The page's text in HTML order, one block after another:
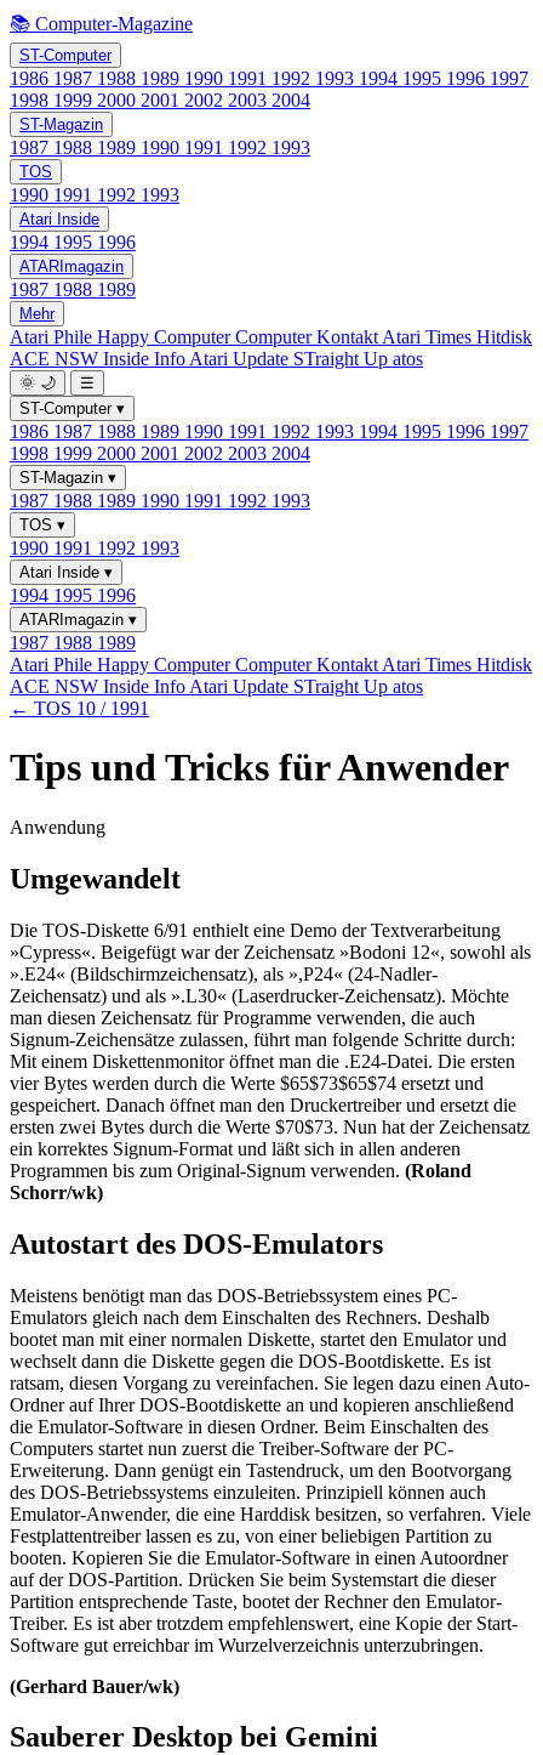
📚 Computer-Magazine
ST-Computer
1986 1987 1988 1989 1990 1991 1992 1993 1994 1995 1996 1997
1998 1999 2000 2001 2002 2003 2004
ST-Magazin
1987 1988 1989 1990 1991 1992 1993
TOS
1990 1991 1992 1993
Atari Inside
1994 1995 1996
ATARImagazin
1987 1988 1989
Mehr
Atari Phile Happy ComputerComputer Kontakt Atari Times Hitdisk
ACE NSW Inside Info Atari Update STraight Up atos
🌞 🌙
☰
ST-Computer ▾
1986 1987 1988 1989 1990 1991 1992 1993 1994 1995 1996 1997
1998 1999 2000 2001 2002 2003 2004
ST-Magazin ▾
1987 1988 1989 1990 1991 1992 1993
TOS ▾
1990 1991 1992 1993
Atari Inside ▾
1994 1995 1996
ATARImagazin ▾
1987 1988 1989
Atari Phile Happy ComputerComputer Kontakt Atari Times Hitdisk
ACE NSW Inside Info Atari Update STraight Up atos
← TOS 10 / 1991
Tips und Tricks für Anwender
Anwendung
Umgewandelt
Die TOS-Diskette 6/91 enthielt eine Demo der Textverarbeitung
»Cypress«. Beigefügt war der Zeichensatz »Bodoni 12«, sowohl als
».E24« (Bildschirmzeichensatz), als »,P24« (24-Nadler-
Zeichensatz) und als ».L30« (Laserdrucker-Zeichensatz). Möchte
man diesen Zeichensatz für Programme verwenden, die auch
Signum-Zeichensätze zulassen, führt man folgende Schritte durch:
Mit einem Diskettenmonitor öffnet man die .E24-Datei. Die ersten
vier Bytes werden durch die Werte $65$73$65$74 ersetzt und
gespeichert. Danach öffnet man den Druckertreiber und ersetzt die
ersten zwei Bytes durch die Werte $70$73. Nun hat der Zeichensatz
ein korrektes Signum-Format und läßt sich in allen anderen
Programmen bis zum Original-Signum verwenden. (Roland
Schorr/wk)
Autostart des DOS-Emulators
Meistens benötigt man das DOS-Betriebssystem eines PC-
Emulators gleich nach dem Einschalten des Rechners. Deshalb
bootet man mit einer normalen Diskette, startet den Emulator und
wechselt dann die Diskette gegen die DOS-Bootdiskette. Es ist
ratsam, diesen Vorgang zu vereinfachen. Sie legen dazu einen Auto-
Ordner auf Ihrer DOS-Bootdiskette an und kopieren anschließend
die Emulator-Software in diesen Ordner. Beim Einschalten des
Computers startet nun zuerst die Treiber-Software der PC-
Erweiterung. Dann genügt ein Tastendruck, um den Bootvorgang
des DOS-Betriebssystems einzuleiten. Prinzipiell können auch
Emulator-Anwender, die eine Harddisk besitzen, so verfahren. Viele
Festplattentreiber lassen es zu, von einer beliebigen Partition zu
booten. Kopieren Sie die Emulator-Software in einen Autoordner
auf der DOS-Partition. Drücken Sie beim Systemstart die dieser
Partition entsprechende Taste, bootet der Rechner den Emulator-
Treiber. Es ist aber trotzdem empfehlenswert, eine Kopie der Start-
Software gut erreichbar im Wurzelverzeichnis unterzubringen.
(Gerhard Bauer/wk)
Sauberer Desktop bei Gemini